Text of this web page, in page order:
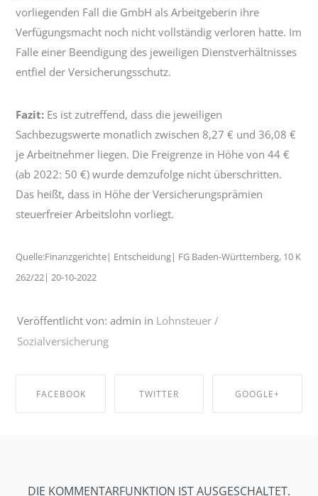
vorliegenden Fall die GmbH als Arbeitgeberin ihre
Verfügungsmacht noch nicht vollständig verloren hatte. Im
Falle einer Beendigung des jeweiligen Dienstverhältnisses
entfiel der Versicherungsschutz.
Fazit: Es ist zutreffend, dass die jeweiligen
Sachbezugswerte monatlich zwischen 8,27 € und 36,08 €
je Arbeitnehmer liegen. Die Freigrenze in Höhe von 44 €
(ab 2022: 50 €) wurde demzufolge nicht überschritten.
Das heißt, dass in Höhe der Versicherungsprämien
steuerfreier Arbeitslohn vorliegt.
Quelle:Finanzgerichte| Entscheidung| FG Baden-Württemberg, 10 K
262/22| 20-10-2022
Veröffentlicht von: admin in Lohnsteuer /
Sozialversicherung
FACEBOOK TWITTER GOOGLE+
DIE KOMMENTARFUNKTION IST AUSGESCHALTET.